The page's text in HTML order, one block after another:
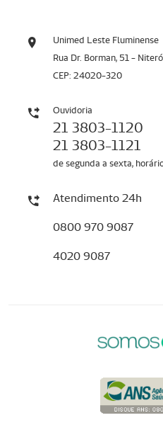
Unimed Leste Fluminense
Rua Dr. Borman, 51 -
CEP: 24020-320
Ouvidoria
21 3803-1120
21 3803-1121
de segunda a sexta,
Atendimento 24h
0800 970 9087
4020 9087